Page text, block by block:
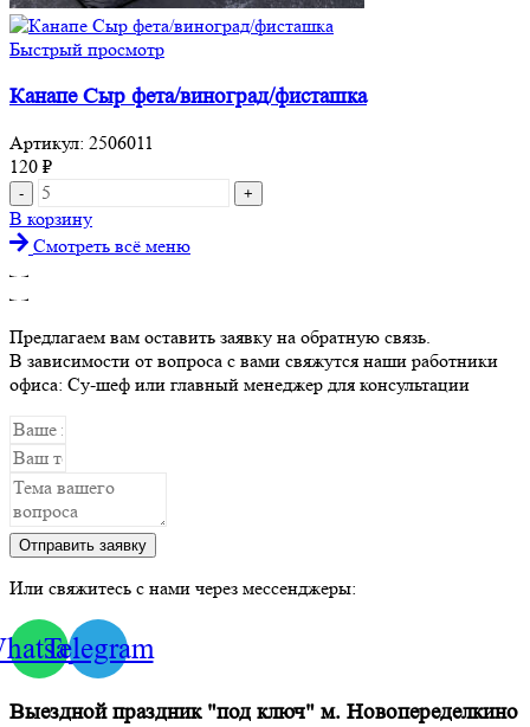
Быстрый просмотр
Канапе Сыр фета/виноград/фисташка
Артикул: 2506011
120 ₽
Количество
товара
Канапе
Сыр
фисташка
В корзину
Смотреть всё меню
Предлагаем вам оставить заявку на обратную связь.
В зависимости от вопроса с вами свяжутся наши работники
офиса: Су-шеф или главный менеджер для консультации
Отправить заявку
Или свяжитесь с нами через мессенджеры:
Telegram
Выездной праздник "под ключ" м. Новопеределкино